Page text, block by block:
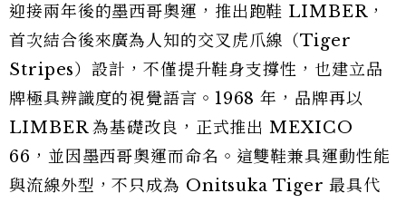
迎接兩年後的墨西哥奧運，推出跑鞋 LIMBER，
首次結合後來廣為人知的交叉虎爪線（Tiger
Stripes）設計，不僅提升鞋身支撐性，也建立品
牌極具辨識度的視覺語言。1968 年，品牌再以
LIMBER 為基礎改良，正式推出 MEXICO
66，並因墨西哥奧運而命名。這雙鞋兼具運動性能
與流線外型，不只成為 Onitsuka Tiger 最具代